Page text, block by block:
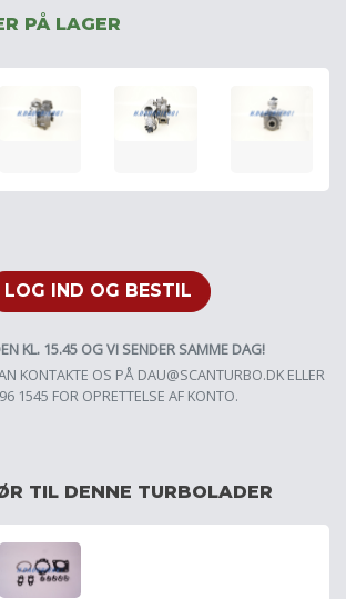
PÅ LAGER
LOG IND OG BESTIL
KL. 15.45 OG VI SENDER SAMME DAG!
KONTAKTE OS PÅ DAU@SCANTURBO.DKELLER
1545 FOR OPRETTELSE AF KONTO.
TIL DENNE TURBOLADER